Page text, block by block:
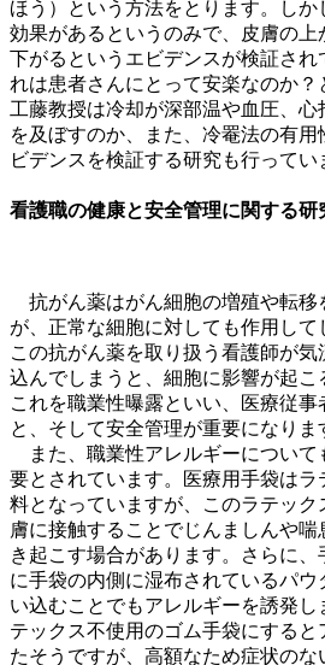
ほう）という方法をとります。しか
効果があるというのみで、皮膚の
下がるというエビデンスが検証され
れは患者さんにとって安楽なのか？
工藤教授は冷却が深部温や血圧、
を及ぼすのか、また、冷罨法の有
ビデンスを検証する研究も行ってい
看護職の健康と安全管理に関する研
抗がん薬はがん細胞の増殖や転移
が、正常な細胞に対しても作用して
この抗がん薬を取り扱う看護師が
込んでしまうと、細胞に影響が起こ
これを職業性曝露といい、
医療従事
と、そして安全管理が重要になりま
また、職業性アレルギーについて
要とされています。医療用手袋は
料となっていますが、このラテッ
膚に接触することでじんましんや喘
き起こす場合があります。さらに
に手袋の内側に湿布されているパウ
い込むことでもアレルギーを誘発し
テックス不使用のゴム手袋にすると
たそうですが、高額なため症状の